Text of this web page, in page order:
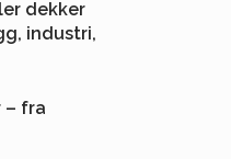
dekker
industri,
– fra